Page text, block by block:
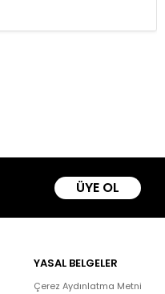
ÜYE OL
YASAL BELGELER
Çerez Aydınlatma Metni